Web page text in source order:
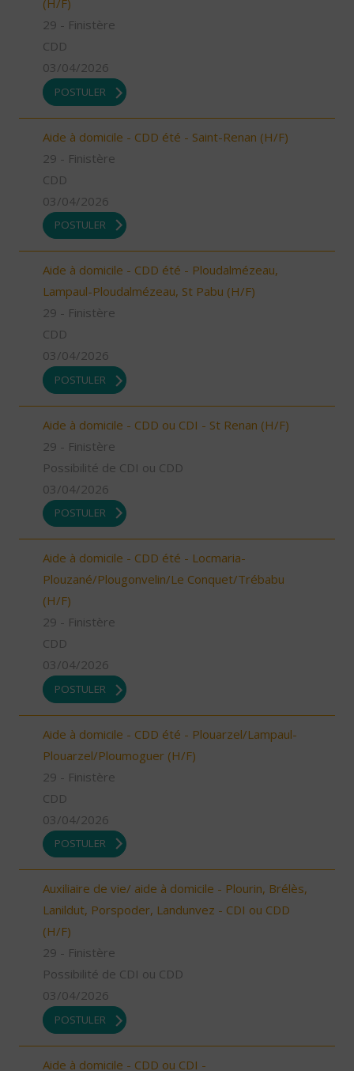
(H/F)
29 - Finistère
CDD
03/04/2026
POSTULER
Aide à domicile - CDD été - Saint-Renan (H/F)
29 - Finistère
CDD
03/04/2026
POSTULER
Aide à domicile - CDD été - Ploudalmézeau,
Lampaul-Ploudalmézeau, St Pabu (H/F)
29 - Finistère
CDD
03/04/2026
POSTULER
Aide à domicile - CDD ou CDI - St Renan (H/F)
29 - Finistère
Possibilité de CDI ou CDD
03/04/2026
POSTULER
Aide à domicile - CDD été - Locmaria-
Plouzané/Plougonvelin/Le Conquet/Trébabu
(H/F)
29 - Finistère
CDD
03/04/2026
POSTULER
Aide à domicile - CDD été - Plouarzel/Lampaul-
Plouarzel/Ploumoguer (H/F)
29 - Finistère
CDD
03/04/2026
POSTULER
Auxiliaire de vie/ aide à domicile - Plourin, Brélès,
Lanildut, Porspoder, Landunvez - CDI ou CDD
(H/F)
29 - Finistère
Possibilité de CDI ou CDD
03/04/2026
POSTULER
Aide à domicile - CDD ou CDI -